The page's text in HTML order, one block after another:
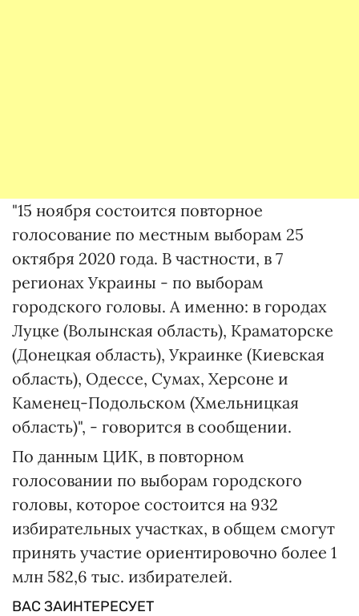
"15 ноября состоится повторное
голосование по местным выборам 25
октября 2020 года. В частности, в 7
регионах Украины - по выборам
городского головы. А именно: в городах
Луцке (Волынская область), Краматорске
(Донецкая область), Украинке (Киевская
область), Одессе, Сумах, Херсоне и
Каменец-Подольском (Хмельницкая
область)", - говорится в сообщении.
По данным ЦИК, в повторном
голосовании по выборам городского
головы, которое состоится на 932
избирательных участках, в общем смогут
принять участие ориентировочно более 1
млн 582,6 тыс. избирателей.
ВАС ЗАИНТЕРЕСУЕТ